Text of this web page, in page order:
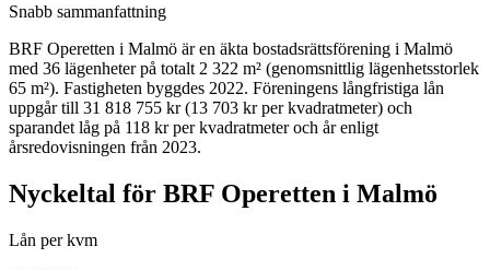
Snabb sammanfattning
BRF Operetten i Malmö är en äkta bostadsrättsförening i Malmö
med 36 lägenheter på totalt 2 322 m² (genomsnittlig lägenhetsstorlek
65 m²). Fastigheten byggdes 2022. Föreningens långfristiga lån
uppgår till 31 818 755 kr (13 703 kr per kvadratmeter) och
sparandet låg på 118 kr per kvadratmeter och år enligt
årsredovisningen från 2023.
Nyckeltal för BRF Operetten i Malmö
Lån per kvm